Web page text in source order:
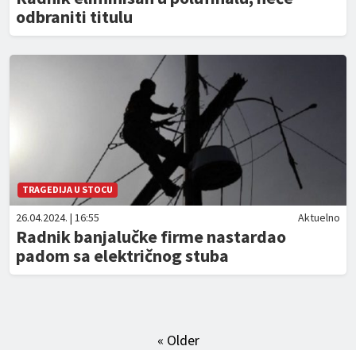
odbraniti titulu
TRAGEDIJA U STOCU
26.04.2024. | 16:55 Aktuelno
Radnik banjalučke firme nastardao
padom sa električnog stuba
« Older